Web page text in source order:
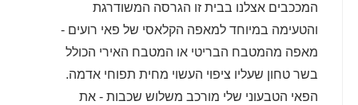
המככבים אצלנו בבית זו הגרסה המשודרגת
והטעימה במיוחד למאפה הקלאסי של פאי רועים -
מאפה מהמטבח הבריטי או המטבח האירי הכולל
בשר טחון שעליו ציפוי העשוי מחית תפוחי אדמה.
הפאי הטבעוני שלי מורכב משלוש שכבות - את